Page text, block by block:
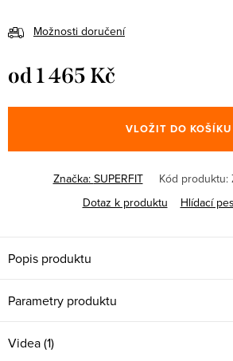
Možnosti doručení
od1 465 Kč
cena:
VLOŽIT DO KOŠÍKU
Značka: SUPERFIT Kód produktu:
Dotaz k produktu
Hlídací pes
Popis produktu
Parametry produktu
Videa (1)